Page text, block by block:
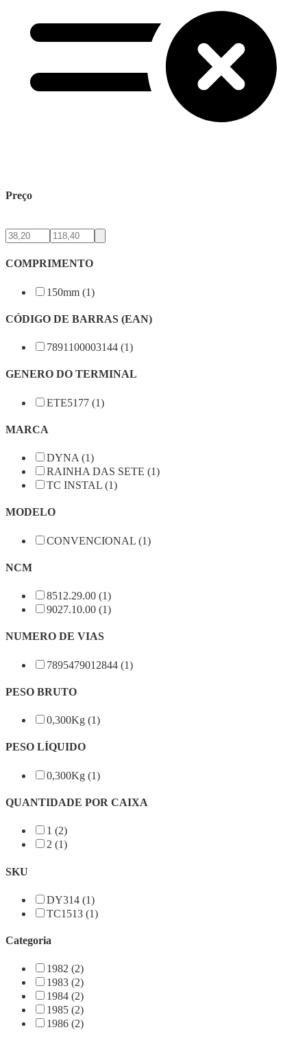
Preço
COMPRIMENTO
150mm (1)
CÓDIGO DE BARRAS (EAN)
7891100003144 (1)
GENERO DO TERMINAL
ETE5177 (1)
MARCA
DYNA (1)
RAINHA DAS SETE (1)
TC INSTAL (1)
MODELO
CONVENCIONAL (1)
NCM
8512.29.00 (1)
9027.10.00 (1)
NUMERO DE VIAS
7895479012844 (1)
PESO BRUTO
0,300Kg (1)
PESO LÍQUIDO
0,300Kg (1)
QUANTIDADE POR CAIXA
1 (2)
2 (1)
SKU
DY314 (1)
TC1513 (1)
Categoria
1982 (2)
1983 (2)
1984 (2)
1985 (2)
1986 (2)